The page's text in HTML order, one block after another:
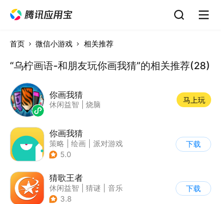
首页 微信小游戏 相关推荐
“乌柠画语-和朋友玩你画我猜”的相关推荐(28)
你画我猜
休闲益智 烧脑
马上玩
你画我猜
策略 绘画
派对游戏
| 卡通
5.0
下载
猜歌王者
休闲益智 猜谜
音乐
| 益智问答
3.8
下载